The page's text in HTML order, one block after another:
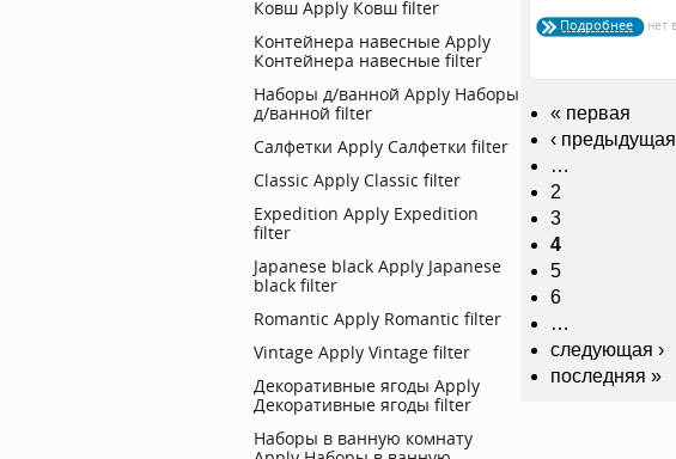
Ковш Apply Ковш filter
Контейнера навесные Apply
Контейнера навесные filter
Наборы д/ванной Apply Наборы
д/ванной filter
Салфетки Apply Салфетки filter
Classic Apply Classic filter
Expedition Apply Expedition
filter
Japanese black Apply Japanese
black filter
Romantic Apply Romantic filter
Vintage Apply Vintage filter
Декоративные ягоды Apply
Декоративные ягоды filter
Наборы в ванную комнату
Подробнее
« первая
‹ предыдущая
…
2
3
4
5
6
…
следующая ›
последняя »